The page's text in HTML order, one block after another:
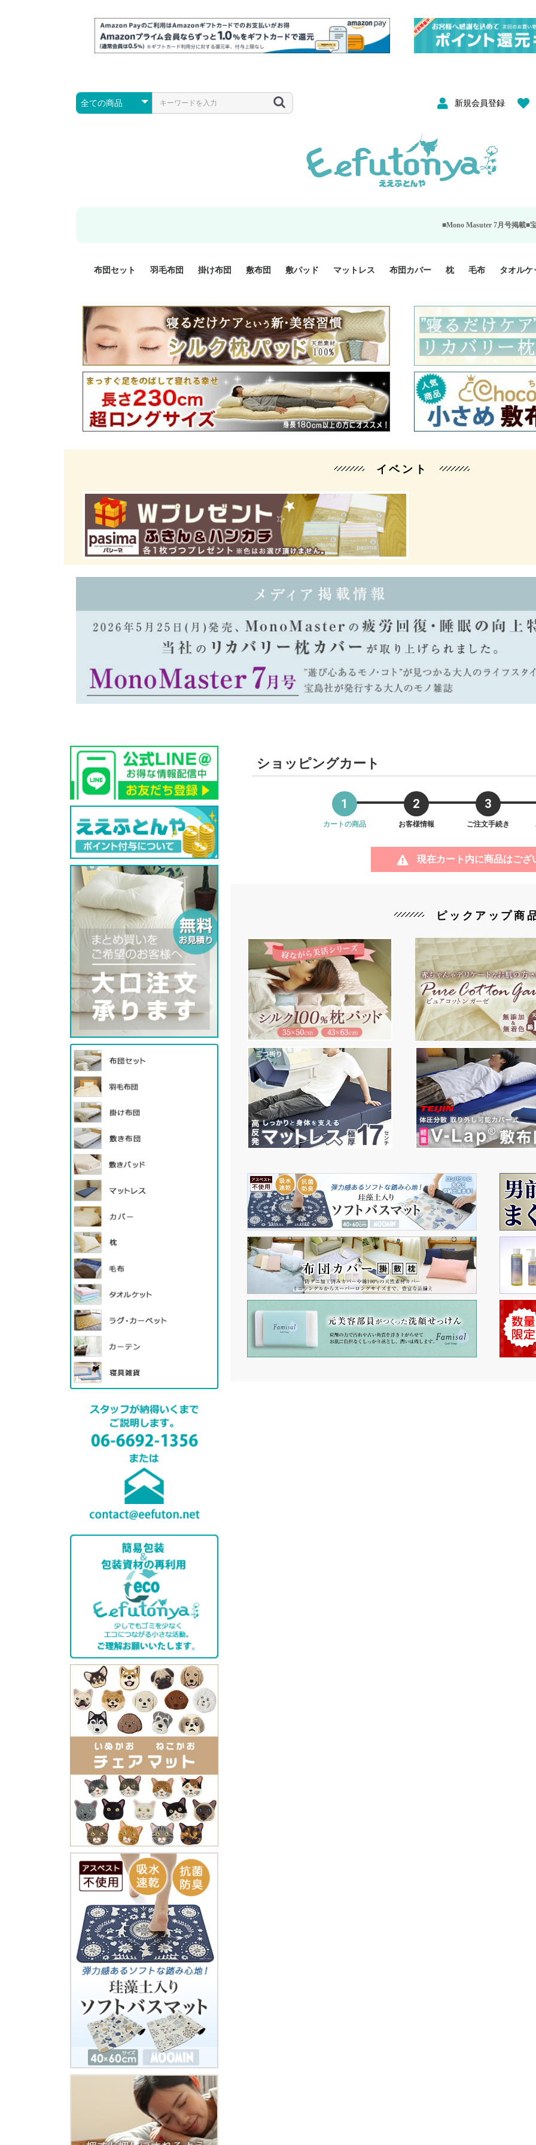
新規会員登録
■Mono Masuter 7月号掲載■宝島社が発行する
布団セット
羽毛布団セット 2点セット
3点セット
4点セット
5点セット
6点セット
エクセルゴールド
ロイヤルゴールド
マザーダックダウン
小さい布団セット
大きい布団セット
掛け布団セット 2点セット
3点セット
4点セット
6点セット
敷布団セット 2点セット
3点セット
羽毛布団
プレミアムゴールド
ロイヤルゴールド
エクセルゴールド
ニューゴールド
マザーダックダウン
マザーグースダウン
スーパーロングサイズ
洗える羽毛布団
肌掛け布団
掛け布団
防ダニ掛け布団
洗える掛け布団
小さい掛け布団
大きい掛け布団
肌掛け布団
敷布団
防ダニ敷布団
小さい敷布団 70cm幅 ミニシングル
75cm幅 ショートセミシ
ングル
80cm幅 セミシングル
大きい敷布団
機能性敷布団
敷パッド
シングルサイズ敷パッド
小さい敷パッド
大きい敷パッド
シルク敷パッド
枕パッド
シルク枕パッド
除湿シート
接触冷感パッド
暖かパッド
ガーゼケット
オーガニックコットン
ベッドパッド
パッドセット
マットレス 布団カバー
掛け布団カバー ジュ
シン
シン
カバー
セミ
ー
ダブ
ダブ
バー
クィ
暖か
敷布団カバー ジュ
セミ
ー
シン
シン
バー
ダブ
枕カバー シル
BOXシーツ シン
シン
ツ
セミ
ダブ
スー
ツ
防ダニカバー
クッションカバー
オーガニックコットン
カバーセット カバ
カバ
枕
小さめ 35×50cm
やや小さめ 35×55cm
普通 43×63cm
大きめ 50×70cm
パイプ枕
高反発枕
低反発枕
機能性枕・その他枕
毛布 タオルケ
ハーフ
シング
セミダ
ダブル
接触冷感
天然素
イベント
ショッピングカート
1
カートの商品
2
お客様情報
3
ご注文手続き
現在カート内に商品はござ
ピックアップ商